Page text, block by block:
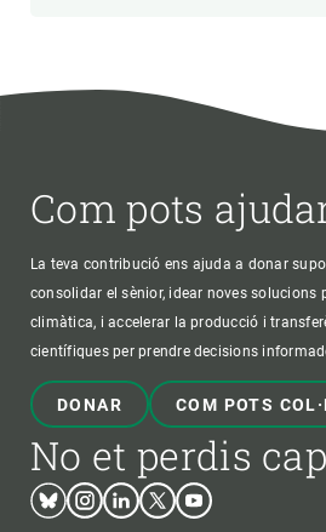
Com pots
La teva contribució ens ajuda a donar
consolidar el sènior, idear noves solucions
climàtica, i accelerar la producció i
científiques per prendre decisions
DONAR COM POTS
No et perdis
BlueskyInstagram
LinkedinTwitterYoutube